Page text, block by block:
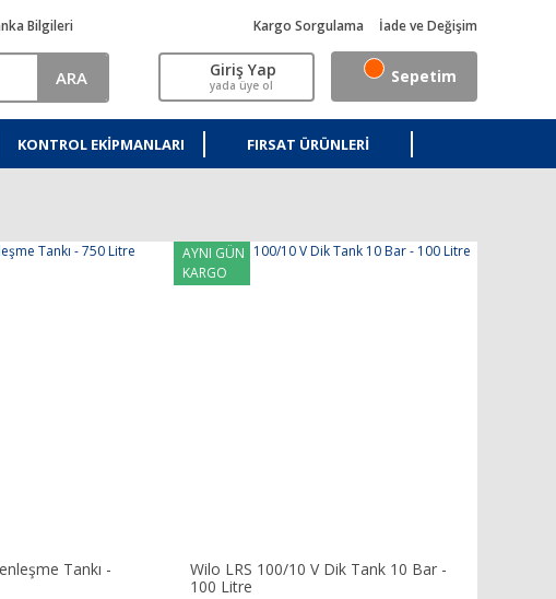
Bilgileri
ARA
Kargo Sorgulama İade ve Değişim
Giriş Yap
yada üye ol Sepetim
KONTROL EKIPMANLARI FIRSAT ÜRÜNLERI
Tankı -
AYNI GÜN
KARGO
Wilo LRS 100/10 V Dik Tank 10 Bar -
100 Litre